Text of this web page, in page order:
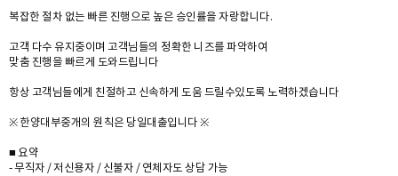
복잡한 절차 없는 빠른 진행으로 높은 승인률을 자랑합니다.
고객 다수 유지중이며 고객님들의 정확한 니즈를 파악하여
맞춤 진행을 빠르게 도와드립니다
항상 고객님들에게 친절하고 신속하게 도움 드릴수있도록 노력하겠습니다
※ 한양대부중개의 원칙은 당일대출입니다 ※
■ 요약
- 무직자 / 저신용자 / 신불자 / 연체자도 상담 가능